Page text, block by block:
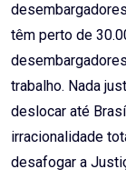
têm perto de
trabalho. Nada
deslocar até
irracionalidade
desafogar a